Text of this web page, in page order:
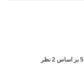
5 بر اساس 2 نظر